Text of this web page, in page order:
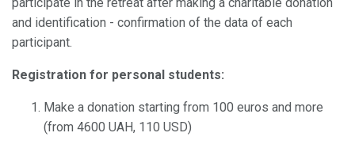
participate in the retreat after making a charitable donation
and identification - confirmation of the data of each
participant.
Registration for personal students:
Make a donation starting from 100 euros and more
(from 4600 UAH, 110 USD)